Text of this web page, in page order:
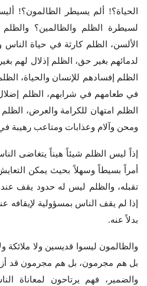
الحياة؟! ألم يسيطر الظالمون؟!
لسيطرة الظلم والظالمين؟
الألسن، الظلم كارثة في حياة
لدمائهم بغير حق، الظلم إذلال لهم
الظلم إفسادهم للإنسان والحياة،
في طعامهم في شرابهم، الظلم إضلال
الظلم امتهان للكرامة والعرض، الظلم
ومحن وآلام وعذابات ومتاعب رهيبة
إذاً ليس الظلم شيئاً هيناً يتغاضى
أمراً بسيطاً وسهلاً بحيث يمكن
تقبله، والظلم ليس له حدود يقف
إذا لم يقف الناس بمسؤولية لإيقافه
بدلاً عنه.
والظالمون ليسوا قديسين ولا ملائكة
بل هم مجرمون، بل هم مجرمون قد
والضمير، فهم يرتاحون لمعاناة